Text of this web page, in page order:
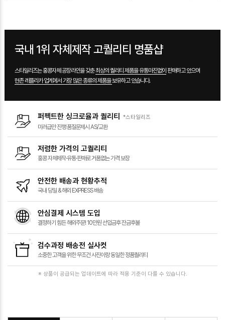
국내 1위 자체제작 고퀄리티 명품샵
스타일리즈는 홍콩자체 공장라인을 갖춘최상의 퀄리티 제품을 유통마진없이 판매하고 있으며
현존 레플리카 업계에서 가장 많은 종류의 제품을보유하고 있습니다.
퍼펙트한 싱크로율과 퀄리티 *스타일리즈
미러급만 진행품질문제시 AS/교환
저렴한 가격의 고퀄리티
홍콩 자체제작·유통·판매로거품없는 가격 보장
안전한 배송과 현황추적
국내 당일 &해외 EXPRESS 배송
안심결제 시스템 도입
결정하기 힘든 해외주문! 10만원 선입금후 잔금후불
검수과정 배송전 실사컷
소중한 고객을 위한무조건 사진이랑 동일한 정품퀄리티
※ 상품이 공급되는 업데이트에 따라 적용 기준이 다를 수 있습니다.